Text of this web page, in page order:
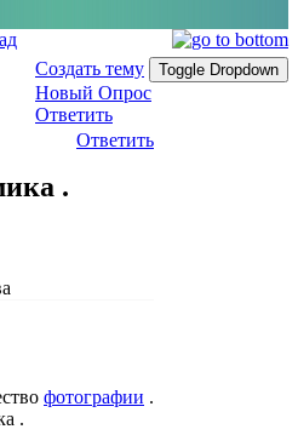
Создать тему
Toggle Dropdown
Новый Опрос
Ответить
Ответить
.
фотографии .
.